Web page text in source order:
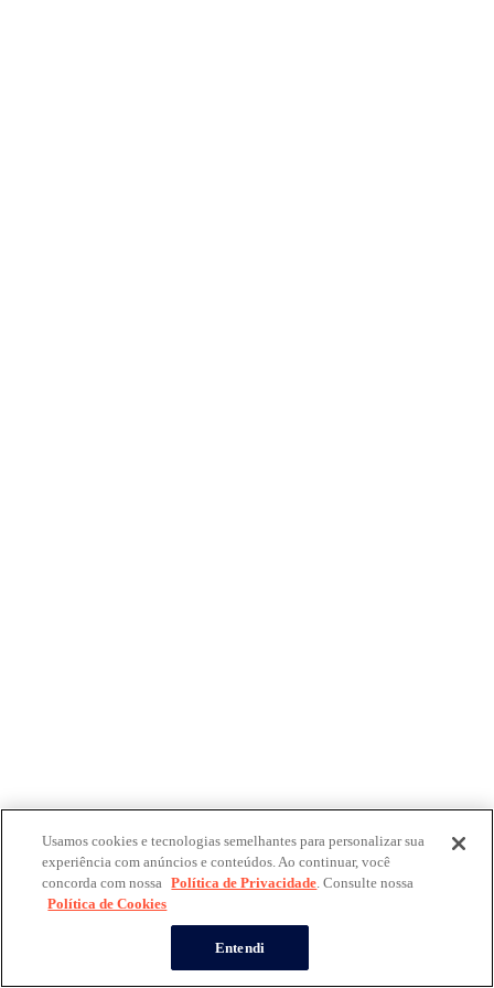
Usamos cookies e tecnologias semelhantes para personalizar sua
experiência com anúncios e conteúdos. Ao continuar, você
concorda com nossa Política de Privacidade. Consulte nossa
Política de Cookies
Entendi